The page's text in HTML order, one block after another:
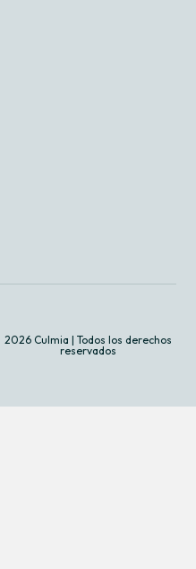
2026 Culmia | Todos los derechos
reservados